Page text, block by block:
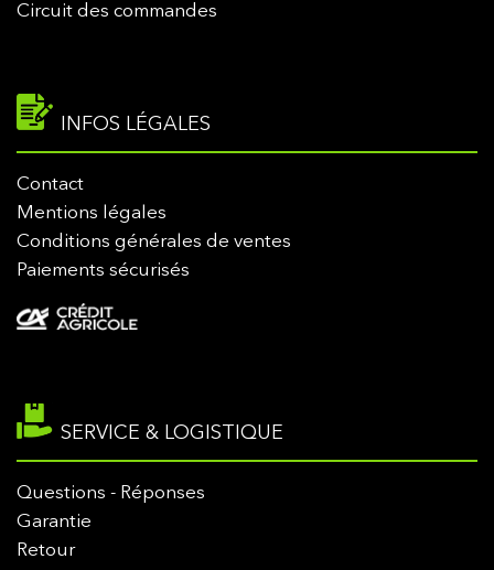
Circuit des commandes
INFOS LÉGALES
Contact
Mentions légales
Conditions générales de ventes
Paiements sécurisés
SERVICE & LOGISTIQUE
Questions - Réponses
Garantie
Retour